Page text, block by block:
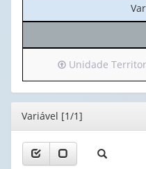
No
(1)
Irá
para
o
cabeçalho
(possui
apenas
1
valor):
Unidade
Editor
Variável [1/1]